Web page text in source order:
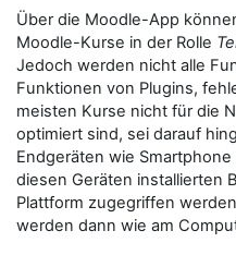
Über die Moodle-App
Moodle-Kurse in der Rolle
Jedoch werden nicht alle
Funktionen von Plugins,
meisten Kurse nicht für die
optimiert sind, sei darauf
Endgeräten wie
diesen Geräten installierten
Plattform zugegriffen
werden dann wie am